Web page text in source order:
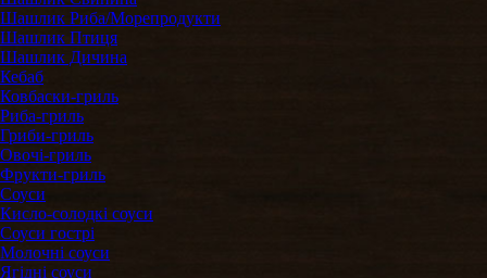
Шашлик Риба/Морепродукти
Шашлик Птиця
Шашлик Дичина
Кебаб
Ковбаски-гриль
Риба-гриль
Гриби-гриль
Овочі-гриль
Фрукти-гриль
Соуси
Кисло-солодкі соуси
Соуси гострі
Молочні соуси
Ягідні соуси